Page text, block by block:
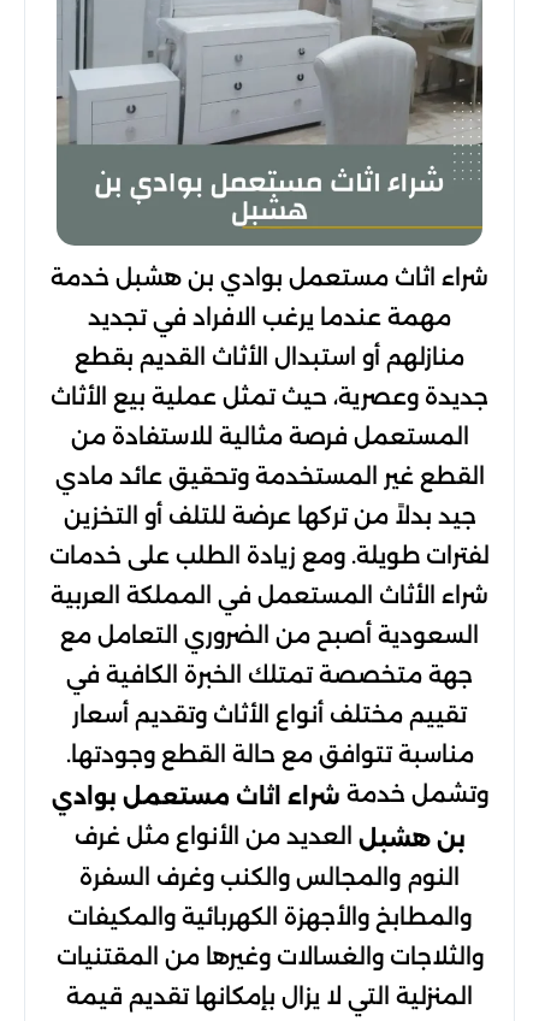
شراء اثاث مستعمل بوادي بن هشبل خدمة
مهمة عندما يرغب الافراد في تجديد
منازلهم أو استبدال الأثاث القديم بقطع
جديدة وعصرية، حيث تمثل عملية بيع الأثاث
المستعمل فرصة مثالية للاستفادة من
القطع غير المستخدمة وتحقيق عائد مادي
جيد بدلاً من تركها عرضة للتلف أو التخزين
لفترات طويلة. ومع زيادة الطلب على خدمات
شراء الأثاث المستعمل في المملكة العربية
السعودية أصبح من الضروري التعامل مع
جهة متخصصة تمتلك الخبرة الكافية في
تقييم مختلف أنواع الأثاث وتقديم أسعار
مناسبة تتوافق مع حالة القطع وجودتها.
وتشمل خدمة شراء اثاث مستعمل بوادي
بن هشبل العديد من الأنواع مثل غرف
النوم والمجالس والكنب وغرف السفرة
والمطابخ والأجهزة الكهربائية والمكيفات
والثلاجات والغسالات وغيرها من المقتنيات
المنزلية التي لا يزال بإمكانها تقديم قيمة